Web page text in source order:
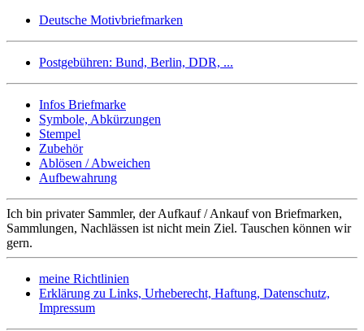
Deutsche Motivbriefmarken
Postgebühren: Bund, Berlin, DDR, ...
Infos Briefmarke
Symbole, Abkürzungen
Stempel
Zubehör
Ablösen / Abweichen
Aufbewahrung
Ich bin privater Sammler, der Aufkauf / Ankauf von Briefmarken,
Sammlungen, Nachlässen ist nicht mein Ziel. Tauschen können wir
gern.
meine Richtlinien
Erklärung zu Links, Urheberecht, Haftung, Datenschutz,
Impressum